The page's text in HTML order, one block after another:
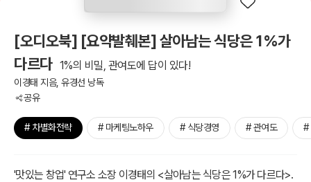
[오디오북] [요약발췌본] 살아남는 식당은 1%가
다르다 1%의 비밀, 관여도에 답이 있다!
이경태 지음, 유경선 낭독
공유
# 차별화전략 # 마케팅노하우 # 식당경영 # 관여도 #
'맛있는 창업' 연구소 소장 이경태의 <살아남는 식당은 1%가 다르다>.